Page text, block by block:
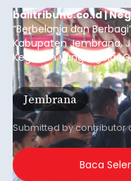
balitribune.co.id |
“Berbelanja dan
Kabupaten Jembrana,
Kegiatan yang digelar
Soekarno ini
ekonomi masyarakat
mendapat
transaksi mencapai
Jembrana
Submitted bycontributor
Baca